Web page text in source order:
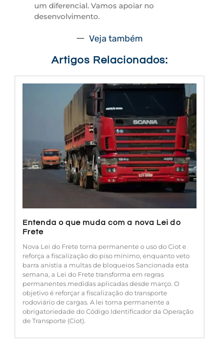
um diferencial. Vamos apoiar no
desenvolvimento.
Veja também
Artigos Relacionados:
Entenda o que muda com a nova Lei do
Frete
Nova Lei do Frete torna permanente o uso do Ciot e
reforça a fiscalização do piso mínimo, enquanto veto
barra anistia a multas de bloqueios Sancionada esta
semana, a Lei do Frete transforma em regras
permanentes medidas aplicadas desde março. O
objetivo é reforçar a fiscalização do transporte
rodoviário de cargas. A lei torna permanente a
obrigatoriedade do Código Identificador da Operação
de Transporte (Ciot).